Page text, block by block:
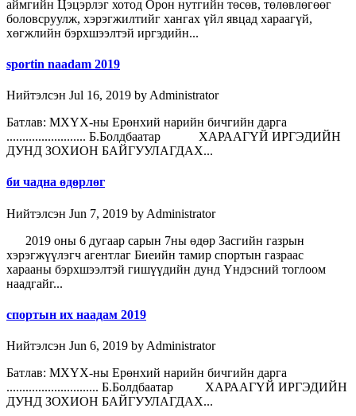
аймгийн Цэцэрлэг хотод Орон нутгийн төсөв, төлөвлөгөөг
боловсруулж, хэрэгжилтийг хангах үйл явцад хараагүй,
хөгжлийн бэрхшээлтэй иргэдийн...
sportin naadam 2019
Нийтэлсэн Jul 16, 2019 by Administrator
Батлав: МХҮХ-ны Ерөнхий нарийн бичгийн дарга
......................... Б.Болдбаатар ХАРААГҮЙ ИРГЭДИЙН
ДУНД ЗОХИОН БАЙГУУЛАГДАХ...
би чадна өдөрлөг
Нийтэлсэн Jun 7, 2019 by Administrator
2019 оны 6 дугаар сарын 7ны өдөр Засгийн газрын
хэрэгжүүлэгч агентлаг Биеийн тамир спортын газраас
харааны бэрхшээлтэй гишүүдийн дунд Үндэсний тоглоом
наадгайг...
спортын их наадам 2019
Нийтэлсэн Jun 6, 2019 by Administrator
Батлав: МХҮХ-ны Ерөнхий нарийн бичгийн дарга
............................. Б.Болдбаатар ХАРААГҮЙ ИРГЭДИЙН
ДУНД ЗОХИОН БАЙГУУЛАГДАХ...